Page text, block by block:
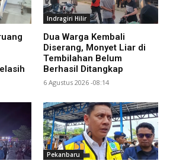
Indragiri Hilir
Dua Warga Kembali
Diserang, Monyet Liar di
Tembilahan Belum
Berhasil Ditangkap
6 Agustus 2026 -08:14
Pekanbaru